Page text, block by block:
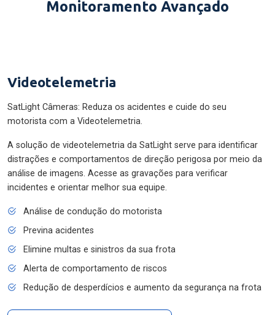
Monitoramento Avançado
Videotelemetria
SatLight Câmeras: Reduza os acidentes e cuide do seu
motorista com a Videotelemetria.
A solução de videotelemetria da SatLight serve para identificar
distrações e comportamentos de direção perigosa por meio da
análise de imagens. Acesse as gravações para verificar
incidentes e orientar melhor sua equipe.
Análise de condução do motorista
Previna acidentes
Elimine multas e sinistros da sua frota
Alerta de comportamento de riscos
Redução de desperdícios e aumento da segurança na frota